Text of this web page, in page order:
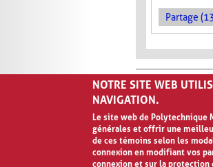
Partage
Avis de
NOTRE SITE WEB
NAVIGATION.
Le site web de
générales et offrir une
de ces témoins selon les
connexion en modifiant vos
connexion et sur la